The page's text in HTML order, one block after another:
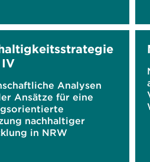
Analysen
Ansätze für eine
nachhaltiger
in NRW